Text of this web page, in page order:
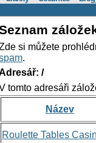
si můžete
.
/
tomto adresáři
Název
Roulette Tables